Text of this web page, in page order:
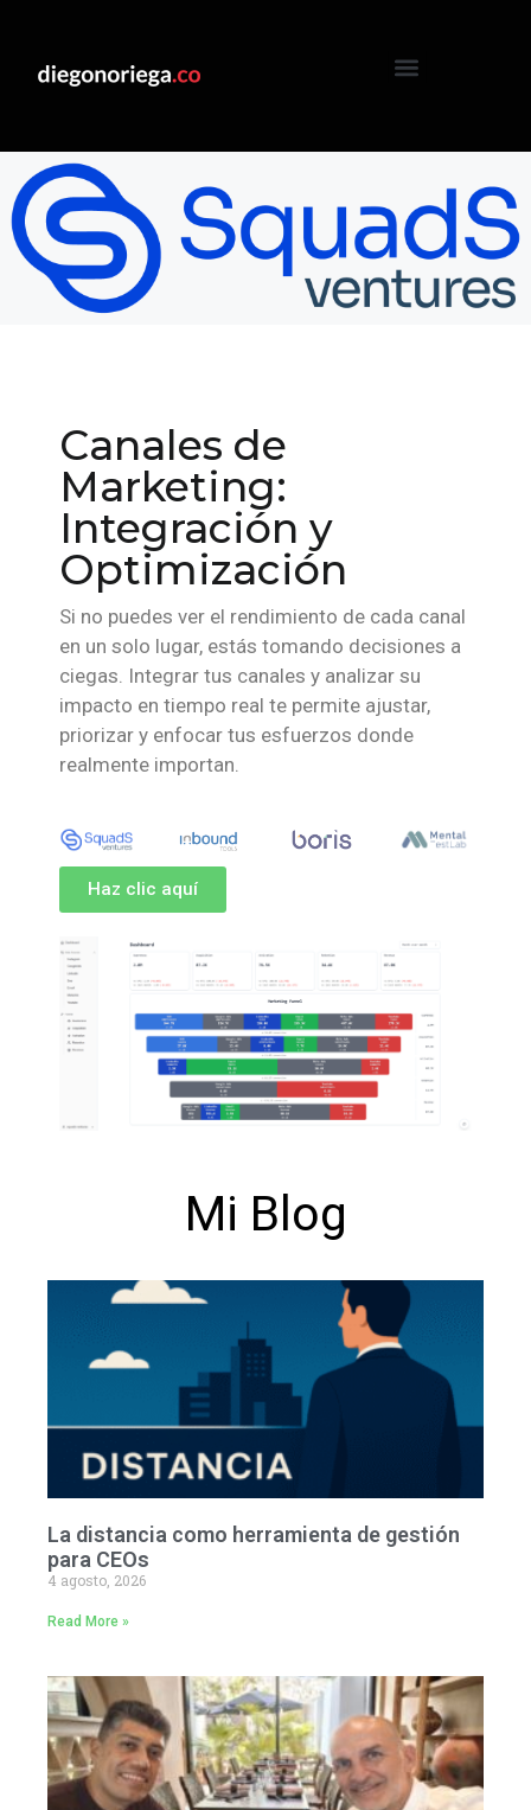
Canales de
Marketing:
Integración y
Optimización
Si no puedes ver el rendimiento de cada canal
en un solo lugar, estás tomando decisiones a
ciegas. Integrar tus canales y analizar su
impacto en tiempo real te permite ajustar,
priorizar y enfocar tus esfuerzos donde
realmente importan.
Haz clic aquí
Mi Blog
La distancia como herramienta de gestión
para CEOs
4 agosto, 2026
Read More »